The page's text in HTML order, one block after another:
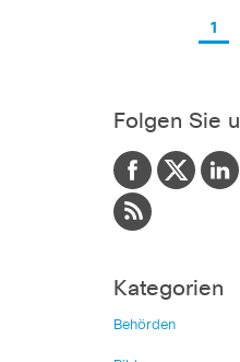
1
Folgen Sie
Kategorien
Behörden